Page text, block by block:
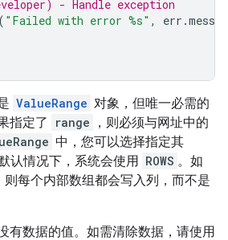
- Handle exception
( "Failed with error %s" , err .
ValueRange 对象，但唯一必需的
指定了 range
，则必须与网址中的
中，您可以选择指定其
认情况下，系统会使用 ROWS 。如
则每个内部数组都会写入列，而不是
有数据的值。如需清除数据，请使用